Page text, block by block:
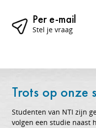
Per e-mail
Stel je vraag
Trots op onze
Studenten van NTI zijn
volgen een studie naast